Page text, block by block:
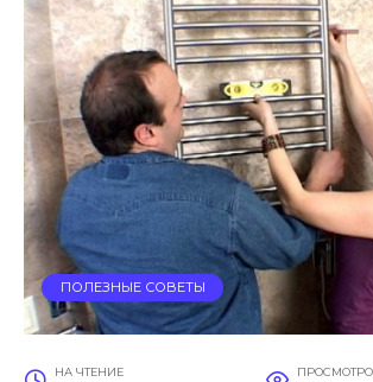
ПОЛЕЗНЫЕ СОВЕТЫ
НА ЧТЕНИЕ